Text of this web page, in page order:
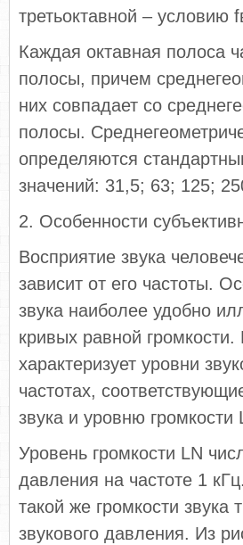
третьоктавной – условию
Каждая октавная полоса
полосы, причем
них совпадает со
полосы.
определяются
значений: 31,5; 63; 125;
2. Особенности
Восприятие звука
зависит от его частоты.
звука наиболее удобно
кривых равной
характеризует уровни
частотах,
звука и уровню
Уровень громкости LN
давления на частоте 1
такой же громкости звука
звукового давления. Из